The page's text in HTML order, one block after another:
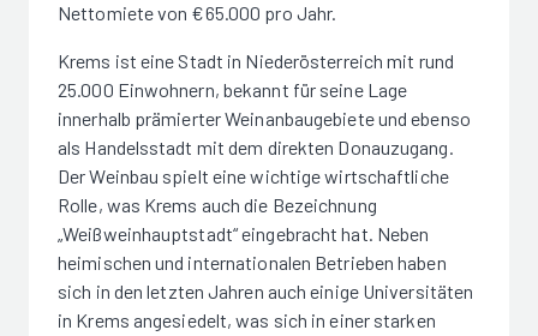
Nettomiete von €65.000 pro Jahr.
Krems ist eine Stadt in Niederösterreich mit rund
25.000 Einwohnern, bekannt für seine Lage
innerhalb prämierter Weinanbaugebiete und ebenso
als Handelsstadt mit dem direkten Donauzugang.
Der Weinbau spielt eine wichtige wirtschaftliche
Rolle, was Krems auch die Bezeichnung
„Weißweinhauptstadt“ eingebracht hat. Neben
heimischen und internationalen Betrieben haben
sich in den letzten Jahren auch einige Universitäten
in Krems angesiedelt, was sich in einer starken